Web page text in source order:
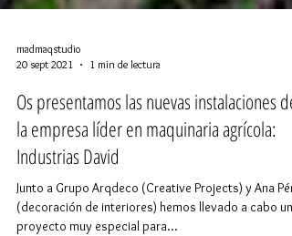
madmaqstudio
20 sept 2021
1 min de lectura
Os presentamos las nuevas instalaciones de
la empresa líder en maquinaria agrícola:
Industrias David